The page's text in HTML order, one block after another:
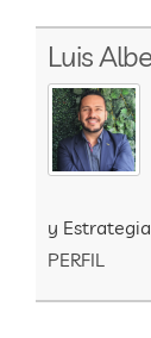
Luis
y
PERFIL